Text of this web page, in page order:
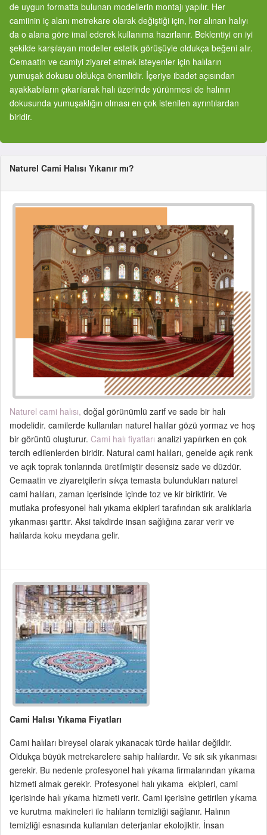
de uygun formatta bulunan modellerin montajı yapılır. Her
camiinin iç alanı metrekare olarak değiştiği için, her alınan halıyı
da o alana göre imal ederek kullanıma hazırlanır. Beklentiyi en iyi
şekilde karşılayan modeller estetik görüşüyle oldukça beğeni alır.
Cemaatin ve camiyi ziyaret etmek isteyenler için halıların
yumuşak dokusu oldukça önemlidir. İçeriye ibadet açısından
ayakkabıların çıkarılarak halı üzerinde yürünmesi de halının
dokusunda yumuşaklığın olması en çok istenilen ayrıntılardan
biridir.
Naturel Cami Halısı Yıkanır mı?
Naturel cami halısı, doğal görünümlü zarif ve sade bir halı
modelidir. camilerde kullanılan naturel halılar gözü yormaz ve hoş
bir görüntü oluşturur. Cami halı fiyatları analizi yapılırken en çok
tercih edilenlerden biridir. Natural cami halıları, genelde açık renk
ve açık toprak tonlarında üretilmiştir desensiz sade ve düzdür.
Cemaatin ve ziyaretçilerin sıkça temasta bulundukları naturel
cami halıları, zaman içerisinde içinde toz ve kir biriktirir. Ve
mutlaka profesyonel halı yıkama ekipleri tarafından sık aralıklarla
yıkanması şarttır. Aksi takdirde insan sağlığına zarar verir ve
halılarda koku meydana gelir.
Cami Halısı Yıkama Fiyatları
Cami halıları bireysel olarak yıkanacak türde halılar değildir.
Oldukça büyük metrekarelere sahip halılardır. Ve sık sık yıkanması
gerekir. Bu nedenle profesyonel halı yıkama firmalarından yıkama
hizmeti almak gerekir. Profesyonel halı yıkama ekipleri, cami
içerisinde halı yıkama hizmeti verir. Cami içerisine getirilen yıkama
ve kurutma makineleri ile halıların temizliği sağlanır. Halının
temizliği esnasında kullanılan deterjanlar ekolojiktir. İnsan